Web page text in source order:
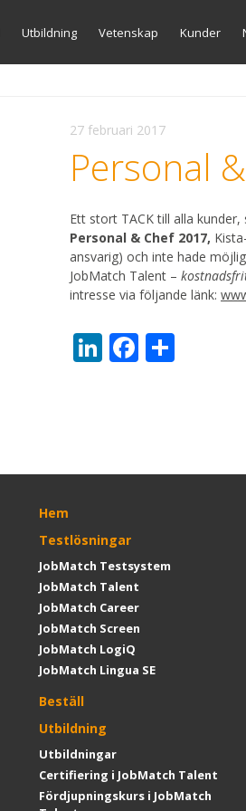
Gå
vidare
Utbildning Vetenskap Kunder
27 februari 2017
Personal
Ett stort TACK till alla
Personal & Chef 2017,
ansvarig) och inte hade
JobMatch Talent –
intresse via följande länk:
LinkedIn
Facebook
Hem
Testlösningar
JobMatch Testsystem
JobMatch Talent
JobMatch Career
JobMatch Screen
JobMatch LogiQ
JobMatch Lingua SE
Beställ
Utbildning
Utbildningar
Certifiering i JobMatch Talent
Fördjupningskurs i JobMatch